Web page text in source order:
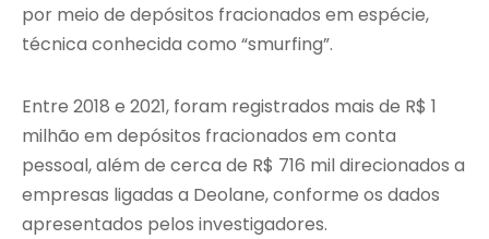
por meio de depósitos fracionados em espécie,
técnica conhecida como “smurfing”.
Entre 2018 e 2021, foram registrados mais de R$ 1
milhão em depósitos fracionados em conta
pessoal, além de cerca de R$ 716 mil direcionados a
empresas ligadas a Deolane, conforme os dados
apresentados pelos investigadores.